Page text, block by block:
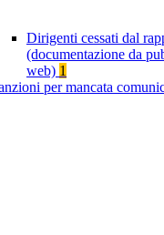
Dirigenti cessati dal
(documentazione da
web) 1
per mancata